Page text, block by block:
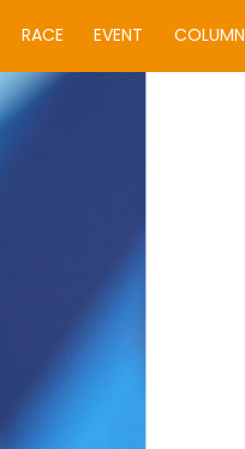
RACE EVENT COLUMN